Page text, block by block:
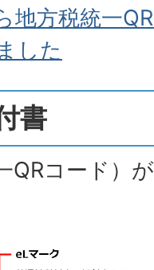
地方税統一
した
書
QRコード）